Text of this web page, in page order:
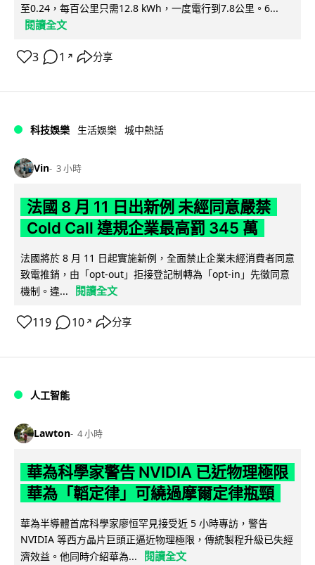
至0.24，每百公里只需12.8 kWh，一度電行到7.8公里。6...
閱讀全文
3 1 ↗ 分享
科技娛樂 生活娛樂 城中熱話
Vin 3 小時
法國 8 月 11 日出新例 未經同意嚴禁
Cold Call 違規企業最高罰 345 萬
法國將於 8 月 11 日起實施新例，全面禁止企業未經消費者同意
致電推銷，由「opt-out」拒接登記制轉為「opt-in」先徵同意
機制。違...
閱讀全文
119 10 ↗ 分享
人工智能
Lawton 4 小時
華為科學家警告 NVIDIA 已近物理極限
華為「韜定律」可繞過摩爾定律瓶頸
華為半導體首席科學家廖恒罕見接受近 5 小時專訪，警告
NVIDIA 等西方晶片巨頭正逼近物理極限，傳統製程升級已失經
濟效益。他同時介紹華為...
閱讀全文